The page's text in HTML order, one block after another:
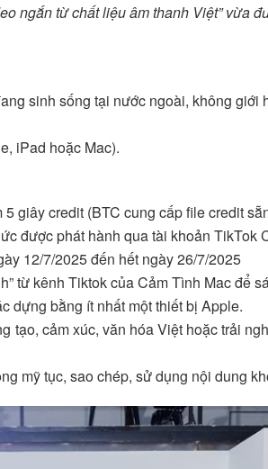
ngắn từ chất liệu âm thanh Việt” vừa
sinh sống tại nước ngoài, không giới
iPad hoặc Mac).
giây credit (BTC cung cấp file credit
được phát hành qua tài khoản TikTok
12/7/2025 đến hết ngày 26/7/2025
từ kênh Tiktok của Cảm Tình Mac để
dựng bằng ít nhất một thiết bị Apple.
tạo, cảm xúc, văn hóa Việt hoặc trải
mỹ tục, sao chép, sử dụng nội dung